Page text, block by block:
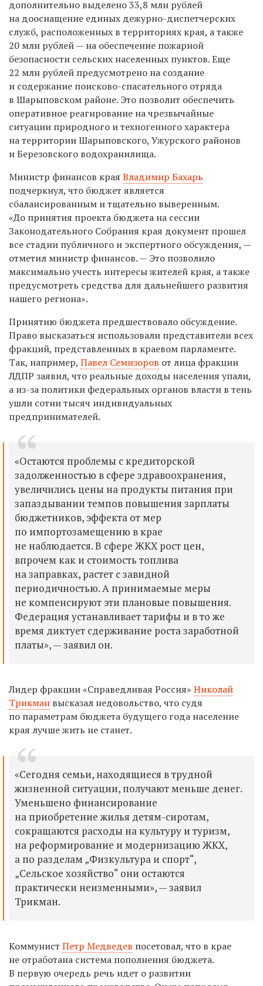
дополнительно выделено 33,8 млн рублей
на дооснащение единых дежурно-диспетчерских
служб, расположенных в территориях края, а также
20 млн рублей — на обеспечение пожарной
безопасности сельских населенных пунктов. Еще
22 млн рублей предусмотрено на создание
и содержание поисково-спасательного отряда
в Шарыповском районе. Это позволит обеспечить
оперативное реагирование на чрезвычайные
ситуации природного и техногенного характера
на территории Шарыповского, Ужурского районов
и Березовского водохранилища.
Министр финансов края Владимир Бахарь
подчеркнул, что бюджет является
сбалансированным и тщательно выверенным.
«До принятия проекта бюджета на сессии
Законодательного Собрания края документ прошел
все стадии публичного и экспертного обсуждения, —
отметил министр финансов. — Это позволило
максимально учесть интересы жителей края, а также
предусмотреть средства для дальнейшего развития
нашего региона».
Принятию бюджета предшествовало обсуждение.
Право высказаться использовали представители всех
фракций, представленных в краевом парламенте.
Так, например, Павел Семизоров от лица фракции
ЛДПР заявил, что реальные доходы населения упали,
а из-за политики федеральных органов власти в тень
ушли сотни тысяч индивидуальных
предпринимателей.
«Остаются проблемы с кредиторской
задолженностью в сфере здравоохранения,
увеличились цены на продукты питания при
запаздывании темпов повышения зарплаты
бюджетников, эффекта от мер
по импортозамещению в крае
не наблюдается. В сфере ЖКХ рост цен,
впрочем как и стоимость топлива
на заправках, растет с завидной
периодичностью. А принимаемые меры
не компенсируют эти плановые повышения.
Федерация устанавливает тарифы и в то же
время диктует сдерживание роста заработной
платы», — заявил он.
Лидер фракции «Справедливая Россия» Николай
Трикман высказал недовольство, что судя
по параметрам бюджета будущего года население
края лучше жить не станет.
«Сегодня семьи, находящиеся в трудной
жизненной ситуации, получают меньше денег.
Уменьшено финансирование
на приобретение жилья детям-сиротам,
сокращаются расходы на культуру и туризм,
на реформирование и модернизацию ЖКХ,
а по разделам „Физкультура и спорт“,
„Сельское хозяйство“ они остаются
практически неизменными», — заявил
Трикман.
Коммунист Петр Медведев посетовал, что в крае
не отработана система пополнения бюджета.
В первую очередь речь идет о развитии